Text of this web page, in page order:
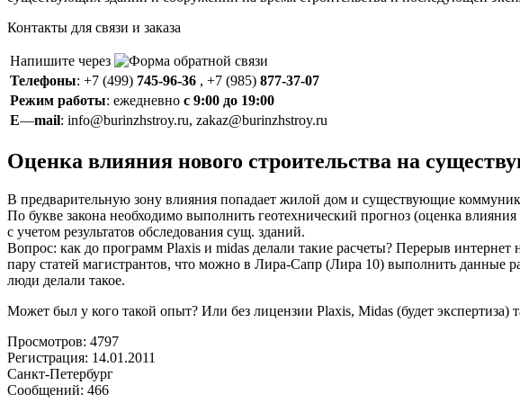
Контакты для связи и заказа
Напишите через
Телефоны: +7 (499) 745-96-36 , +7 (985) 877-37-07
Режим работы: ежедневно с 9:00 до 19:00
E—mail: info@burinzhstroy.ru, zakaz@burinzhstroy.ru
Оценка влияния нового строительства на
В предварительную зону влияния попадает жилой дом и существующие
По букве закона необходимо выполнить геотехнический прогноз (оценка
с учетом результатов обследования сущ. зданий.
Вопрос: как до программ Plaxis и midas делали такие расчеты? Перерыв
пару статей магистрантов, что можно в Лира-Сапр (Лира 10) выполнить данные
люди делали такое.
Может был у кого такой опыт? Или без лицензии Plaxis, Midas (будет экспертиза)
Просмотров: 4797
Регистрация: 14.01.2011
Санкт-Петербург
Сообщений: 466